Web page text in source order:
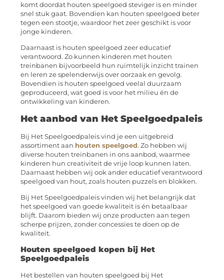
komt doordat houten speelgoed steviger is en minder
snel stuk gaat. Bovendien kan houten speelgoed beter
tegen een stootje, waardoor het zeer geschikt is voor
jonge kinderen.
Daarnaast is houten speelgoed zeer educatief
verantwoord. Zo kunnen kinderen met houten
treinbanen bijvoorbeeld hun ruimtelijk inzicht trainen
en leren ze spelenderwijs over oorzaak en gevolg.
Bovendien is houten speelgoed veelal duurzaam
geproduceerd, wat goed is voor het milieu én de
ontwikkeling van kinderen.
Het aanbod van Het Speelgoedpaleis
Bij Het Speelgoedpaleis vind je een uitgebreid
assortiment aan houten speelgoed. Zo hebben wij
diverse houten treinbanen in ons aanbod, waarmee
kinderen hun creativiteit de vrije loop kunnen laten.
Daarnaast hebben wij ook ander educatief verantwoord
speelgoed van hout, zoals houten puzzels en blokken.
Bij Het Speelgoedpaleis vinden wij het belangrijk dat
het speelgoed van goede kwaliteit is én betaalbaar
blijft. Daarom bieden wij onze producten aan tegen
scherpe prijzen, zonder concessies te doen op de
kwaliteit.
Houten speelgoed kopen bij Het
Speelgoedpaleis
Het bestellen van houten speelgoed bij Het